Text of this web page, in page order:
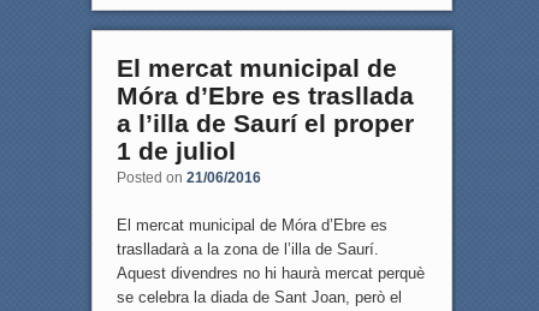
El mercat municipal de
Móra d’Ebre es trasllada
a l’illa de Saurí el proper
1 de juliol
Posted on 21/06/2016
El mercat municipal de Móra d’Ebre es
traslladarà a la zona de l’illa de Saurí.
Aquest divendres no hi haurà mercat perquè
se celebra la diada de Sant Joan, però el